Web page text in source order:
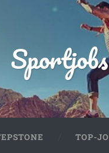
Sportjobs
TOP-